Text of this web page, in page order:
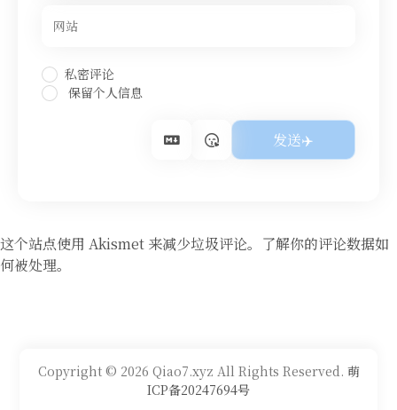
私密评论
保留个人信息
这个站点使用 Akismet 来减少垃圾评论。 了解你的评论数据如
何被处理。
Copyright © 2026 Qiao7.xyz All Rights Reserved. 萌
ICP备20247694号